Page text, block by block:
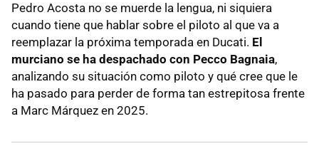
Pedro Acosta no se muerde la lengua, ni siquiera
cuando tiene que hablar sobre el piloto al que va a
reemplazar la próxima temporada en Ducati. El
murciano se ha despachado con Pecco Bagnaia,
analizando su situación como piloto y qué cree que le
ha pasado para perder de forma tan estrepitosa frente
a Marc Márquez en 2025.